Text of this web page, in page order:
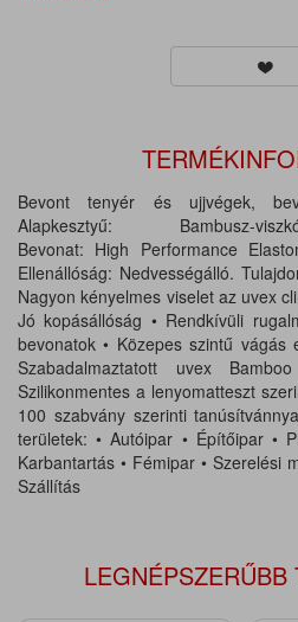
Bevont tenyér és ujjvégek,
Alapkesztyű: Bambusz-viszkóz/
Bevonat: High Performance
Ellenállóság: Nedvességálló.
Nagyon kényelmes viselet az uvex
Jó kopásállóság • Rendkívüli
bevonatok • Közepes szintű vágás
Szabadalmaztatott uvex
Szilikonmentes a lenyomatteszt
100 szabvány szerinti
területek: • Autóipar • Építőipar •
Karbantartás • Fémipar • Szerelési
Szállítás